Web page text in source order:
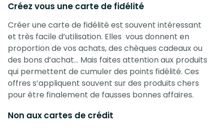
Créez vous une carte de fidélité
Créer une carte de fidélité est souvent intéressant
et très facile d’utilisation. Elles vous donnent en
proportion de vos achats, des chèques cadeaux ou
des bons d’achat… Mais faites attention aux produits
qui permettent de cumuler des points fidélité. Ces
offres s’appliquent souvent sur des produits chers
pour être finalement de fausses bonnes affaires.
Non aux cartes de crédit